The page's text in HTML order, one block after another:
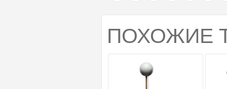
ПОХОЖИЕ